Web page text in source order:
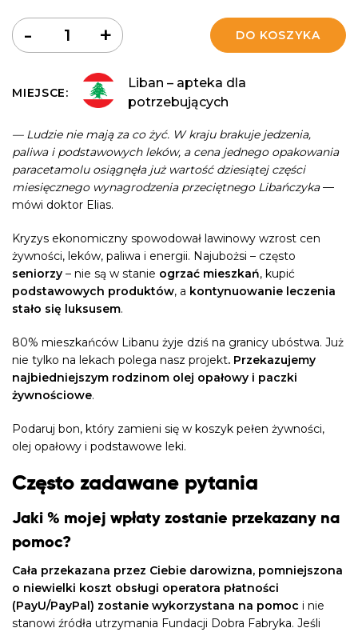
Ilość +
- DO KOSZYKA
MIEJSCE:
Liban – apteka dla
potrzebujących
— Ludzie nie mają za co żyć. W kraju brakuje jedzenia,
paliwa i podstawowych leków, a cena jednego opakowania
paracetamolu osiągnęła już wartość dziesiątej części
miesięcznego wynagrodzenia przeciętnego Libańczyka—
mówi doktor Elias.
Kryzys ekonomiczny spowodował lawinowy wzrost cen
żywności, leków, paliwa i energii. Najubożsi – często
seniorzy – nie są w stanie ogrzać mieszkań, kupić
podstawowych produktów, a kontynuowanie leczenia
stało się luksusem.
80% mieszkańców Libanu żyje dziś na granicy ubóstwa. Już
nie tylko na lekach polega nasz projekt. Przekazujemy
najbiedniejszym rodzinom olej opałowy i paczki
żywnościowe.
Podaruj bon, który zamieni się w koszyk pełen żywności,
olej opałowy i podstawowe leki.
Często zadawane pytania
Jaki % mojej wpłaty zostanie przekazany na
pomoc?
Cała przekazana przez Ciebie darowizna, pomniejszona
o niewielki koszt obsługi operatora płatności
(PayU/PayPal) zostanie wykorzystana na pomoc i nie
stanowi źródła utrzymania Fundacji Dobra Fabryka. Jeśli